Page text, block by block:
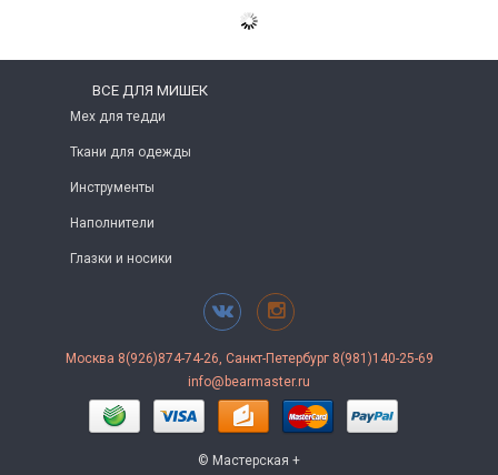
ВСЕ ДЛЯ МИШЕК
Мех для тедди
Ткани для одежды
Инструменты
Наполнители
Глазки и носики
Москва 8(926)874-74-26, Санкт-Петербург 8(981)140-25-69
info@bearmaster.ru
© Мастерская +